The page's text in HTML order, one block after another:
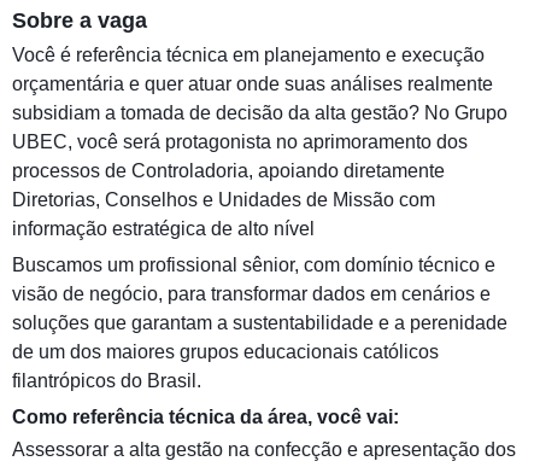
Sobre a vaga
Você é referência técnica em planejamento e execução
orçamentária e quer atuar onde suas análises realmente
subsidiam a tomada de decisão da alta gestão? No Grupo
UBEC, você será protagonista no aprimoramento dos
processos de Controladoria, apoiando diretamente
Diretorias, Conselhos e Unidades de Missão com
informação estratégica de alto nível
Buscamos um profissional sênior, com domínio técnico e
visão de negócio, para transformar dados em cenários e
soluções que garantam a sustentabilidade e a perenidade
de um dos maiores grupos educacionais católicos
filantrópicos do Brasil.
Como referência técnica da área, você vai:
Assessorar a alta gestão na confecção e apresentação dos